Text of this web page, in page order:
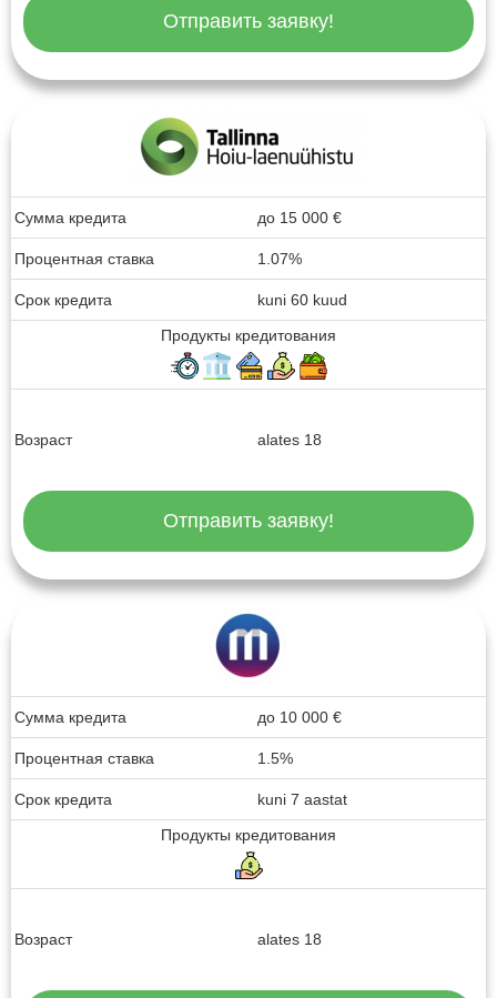
Отправить заявку!
Сумма кредита до 15 000 €
Процентная ставка 1.07%
Срок кредита
kuni 60 kuud
Продукты кредитования
Возраст alates 18
Отправить заявку!
Сумма кредита до 10 000 €
Процентная ставка 1.5%
Срок кредита
kuni 7 aastat
Продукты кредитования
Возраст alates 18